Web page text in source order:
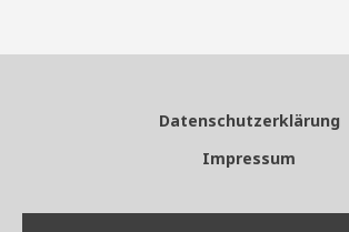
Datenschutzerklärung
Impressum